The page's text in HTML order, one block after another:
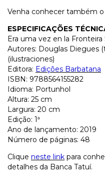
Venha conhecer também
ESPECIFICAÇÕES
Era uma vez en la
Autores: Douglas Diegues
(ilustraciones)
Editora: Edições Barbatana
ISBN: 9788564155282
Idioma: Portunhol
Altura: 25 cm
Largura: 20 cm
Edição: 1ª
Ano de lançamento: 2019
Número de páginas: 48
Clique neste link para
detalhes da Banca Tatuí.